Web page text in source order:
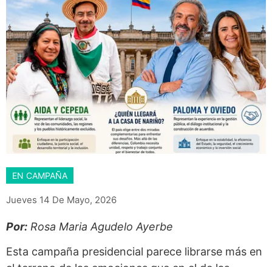
EN CAMPAÑA
Jueves 14 De Mayo, 2026
Por: Rosa Maria Agudelo Ayerbe
Esta campaña presidencial parece librarse más en